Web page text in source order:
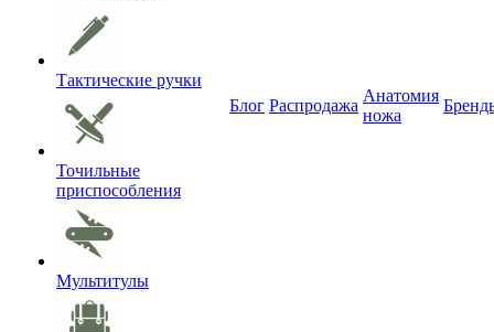
Тактические ручки
Точильные
приспособления
Мультитулы
Блог Распродажа
Анатомия
ножа